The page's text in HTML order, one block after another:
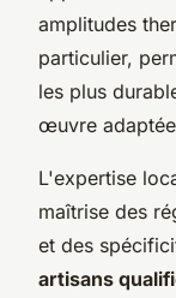
amplitudes
particulier,
les plus
œuvre
L'expertise
maîtrise des
et des
artisans